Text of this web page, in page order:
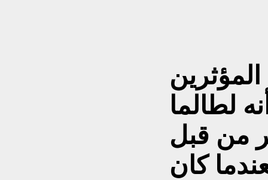
لطالما
من قبل
كان